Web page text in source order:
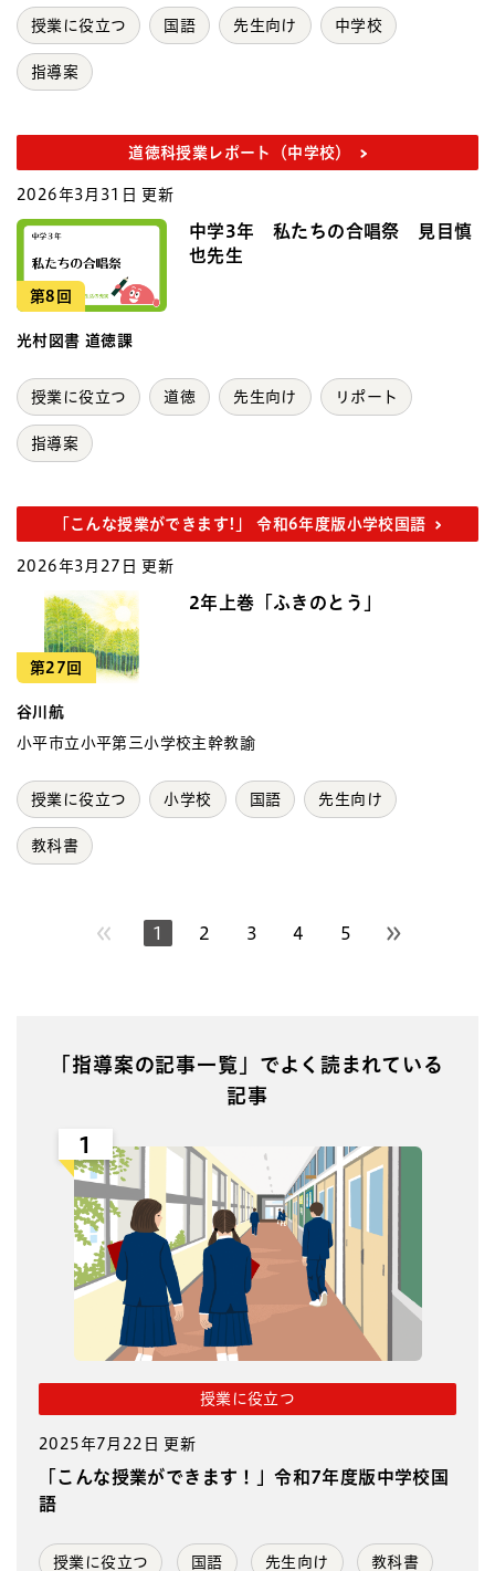
授業に役立つ 国語 先生向け 中学校
指導案
道徳科授業レポート（中学校）
2026年3月31日 更新
第8回
中学3年 私たちの合唱祭 見目慎
也先生
光村図書 道徳課
授業に役立つ 道徳 先生向け リポート
指導案
「こんな授業ができます!」 令和6年度版小学校国語
2026年3月27日 更新
第27回
2年上巻「ふきのとう」
谷川航
小平市立小平第三小学校主幹教諭
授業に役立つ 小学校 国語 先生向け
教科書
1 2 3 4 5 次のページへ
「指導案の記事一覧」でよく読まれている
記事
1
授業に役立つ
2025年7月22日 更新
「こんな授業ができます！」令和7年度版中学校国
語
授業に役立つ 国語 先生向け 教科書